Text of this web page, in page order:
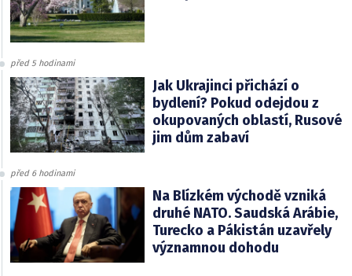
před 5 hodinami
Jak Ukrajinci přichází o
bydlení? Pokud odejdou z
okupovaných oblastí, Rusové
jim dům zabaví
před 6 hodinami
Na Blízkém východě vzniká
druhé NATO. Saudská Arábie,
Turecko a Pákistán uzavřely
významnou dohodu